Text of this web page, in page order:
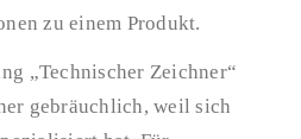
zu einem Produkt.
„Technischer Zeichner“
gebräuchlich, weil sich